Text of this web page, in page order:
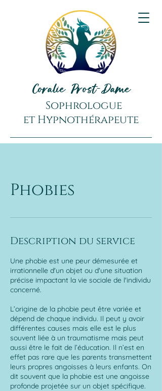
Coralie Prost-Dame
Sophrologue
et Hypnothérapeute
Phobies
Description du service
Une phobie est une peur démesurée et
irrationnelle d'un objet ou d'une situation
précise impactant la vie sociale de l'individu
concerné.
L’origine de la phobie peut être variée et
dépend de chaque individu. Il peut y avoir
différentes causes mais elle est le plus
souvent liée à un traumatisme mais peut
aussi être le fait de l’éducation. Il n’est en
effet pas rare que les parents transmettent
leurs propres angoisses à leurs enfants. On
dit souvent que la phobie est une angoisse
profonde projetée sur un objet spécifique.